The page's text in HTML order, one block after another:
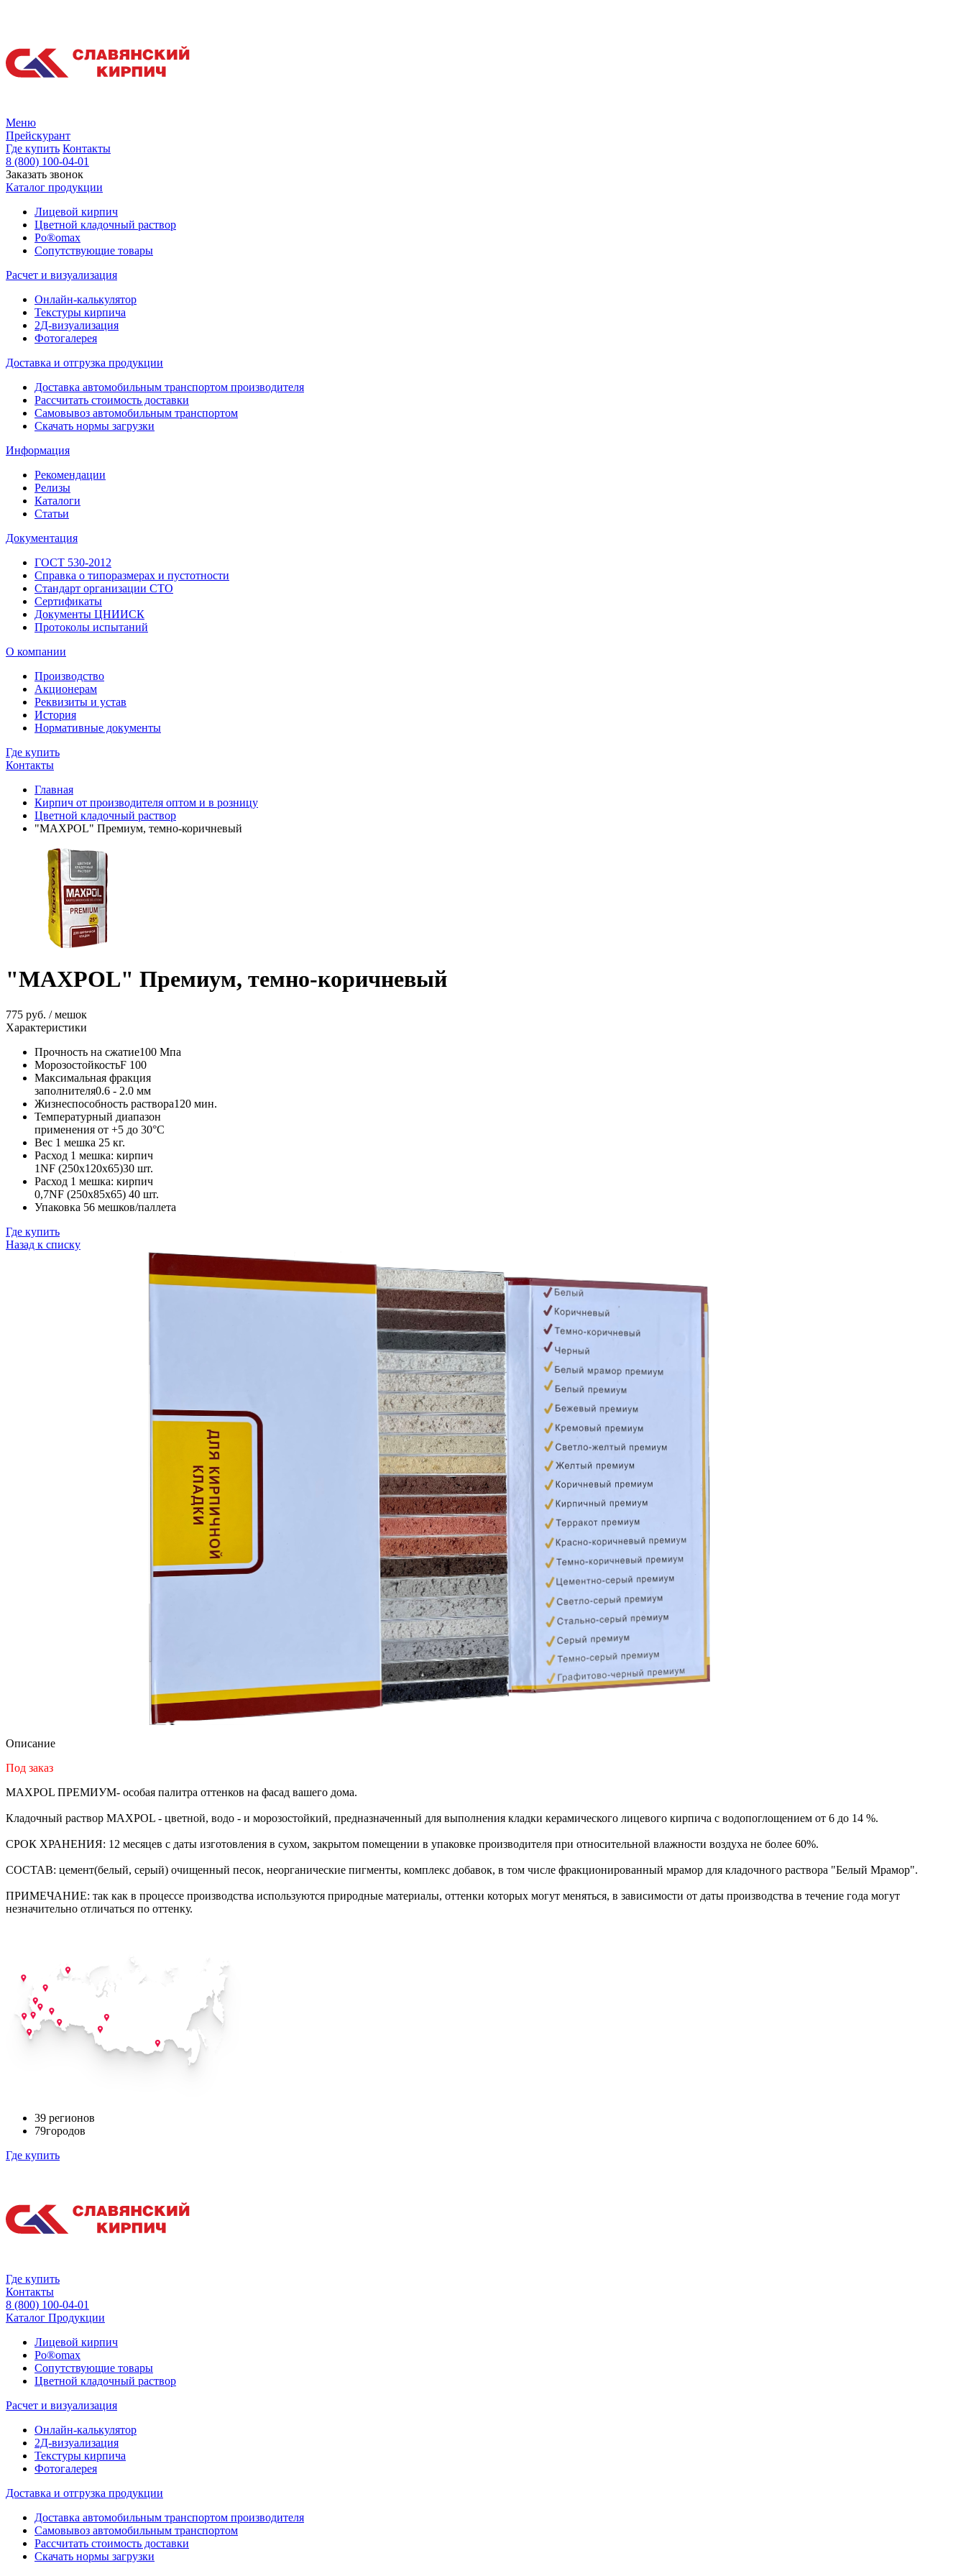
Меню
Прейскурант
Где купить Контакты
8 (800) 100-04-01
Заказать звонок
Каталог продукции
Лицевой кирпич
Цветной кладочный раствор
Po®omax
Сопутствующие товары
Расчет и визуализация
Онлайн-калькулятор
Текстуры кирпича
2Д-визуализация
Фотогалерея
Доставка и отгрузка продукции
Доставка автомобильным транспортом производителя
Рассчитать стоимость доставки
Самовывоз автомобильным транспортом
Скачать нормы загрузки
Информация
Рекомендации
Релизы
Каталоги
Статьи
Документация
ГОСТ 530-2012
Справка о типоразмерах и пустотности
Стандарт организации СТО
Сертификаты
Документы ЦНИИСК
Протоколы испытаний
О компании
Производство
Акционерам
Реквизиты и устав
История
Нормативные документы
Где купить
Контакты
Главная
Кирпич от производителя оптом и в розницу
Цветной кладочный раствор
"MAXPOL" Премиум, темно-коричневый
"MAXPOL" Премиум, темно-коричневый
775 руб. / мешок
Характеристики
Прочность на сжатие100 Мпа
МорозостойкостьF 100
Максимальная фракция
заполнителя0.6 - 2.0 мм
Жизнеспособность раствора120 мин.
Температурный диапазон
применения от +5 до 30°C
Вес 1 мешка 25 кг.
Расход 1 мешка: кирпич
1NF (250х120х65)30 шт.
Расход 1 мешка: кирпич
0,7NF (250х85х65) 40 шт.
Упаковка 56 мешков/паллета
Где купить
Назад к списку
Описание
Под заказ
MAXPOL ПРЕМИУМ- особая палитра оттенков на фасад вашего дома.
Кладочный раствор MAXPOL - цветной, водо - и морозостойкий, предназначенный для выполнения кладки керамического лицевого кирпича с водопоглощением от 6 до 14 %.
СРОК ХРАНЕНИЯ: 12 месяцев с даты изготовления в сухом, закрытом помещении в упаковке производителя при относительной влажности воздуха не более 60%.
СОСТАВ: цемент(белый, серый) очищенный песок, неорганические пигменты, комплекс добавок, в том числе фракционированный мрамор для кладочного раствора "Белый Мрамор".
ПРИМЕЧАНИЕ: так как в процессе производства используются природные материалы, оттенки которых могут меняться, в зависимости от даты производства в течение года могут
незначительно отличаться по оттенку.
39 регионов
79городов
Где купить
Где купить
Контакты
8 (800) 100-04-01
Каталог Продукции
Лицевой кирпич
Po®omax
Сопутствующие товары
Цветной кладочный раствор
Расчет и визуализация
Онлайн-калькулятор
2Д-визуализация
Текстуры кирпича
Фотогалерея
Доставка и отгрузка продукции
Доставка автомобильным транспортом производителя
Самовывоз автомобильным транспортом
Рассчитать стоимость доставки
Скачать нормы загрузки